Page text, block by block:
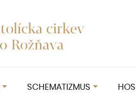
SCHEMATIZMUS